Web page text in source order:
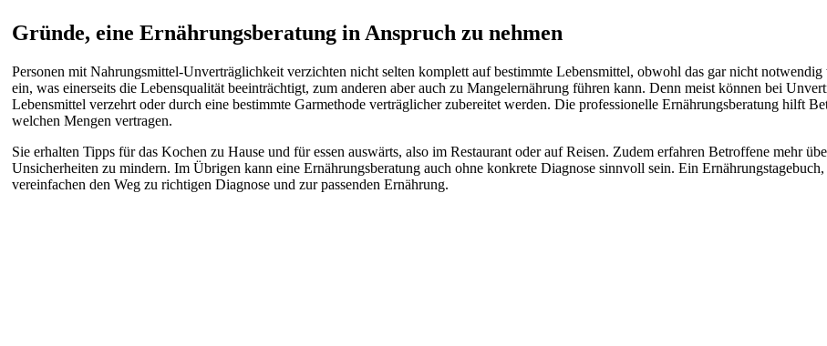
Gründe, eine Ernährungsberatung in Anspruch zu nehmen
Personen mit Nahrungsmittel-Unverträglichkeit verzichten nicht selten komplett auf bestimmte Lebensmittel, obwohl das gar nicht
ein, was einerseits die Lebensqualität beeinträchtigt, zum anderen aber auch zu Mangelernährung führen kann. Denn meist können bei
Lebensmittel verzehrt oder durch eine bestimmte Garmethode verträglicher zubereitet werden. Die professionelle Ernährungsberatung hilft
welchen Mengen vertragen.
Sie erhalten Tipps für das Kochen zu Hause und für essen auswärts, also im Restaurant oder auf Reisen. Zudem erfahren Betroffene mehr
Unsicherheiten zu mindern. Im Übrigen kann eine Ernährungsberatung auch ohne konkrete Diagnose sinnvoll sein. Ein
vereinfachen den Weg zu richtigen Diagnose und zur passenden Ernährung.